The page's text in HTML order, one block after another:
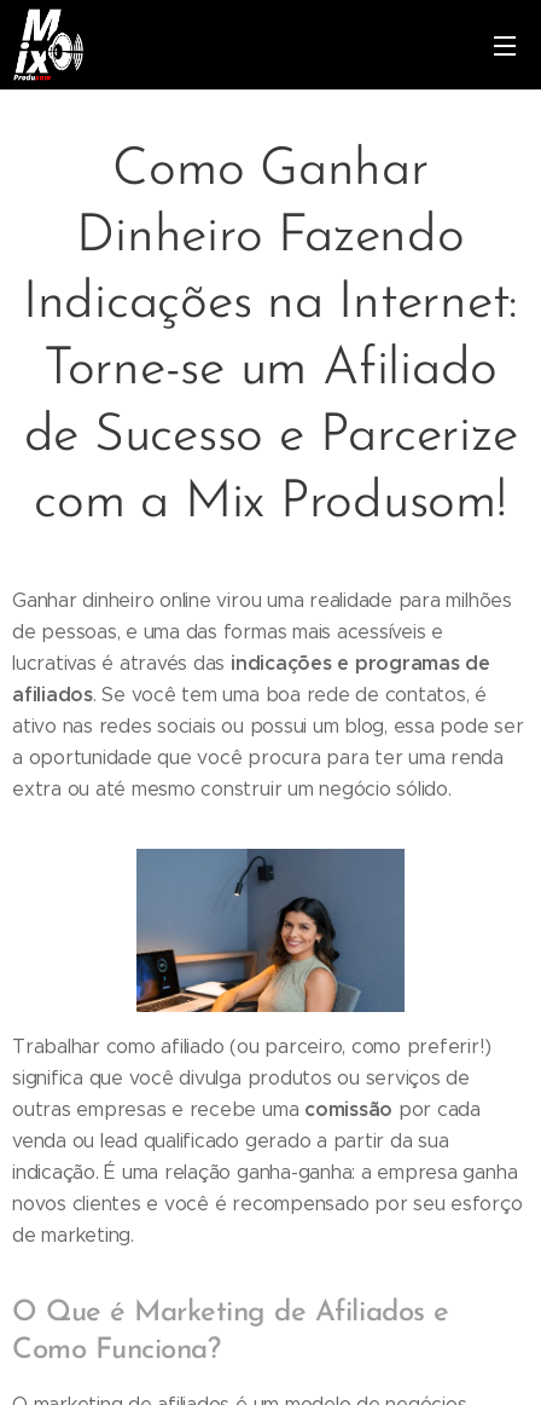
Como Ganhar
Dinheiro Fazendo
Indicações na Internet:
Torne-se um Afiliado
de Sucesso e Parcerize
com a Mix Produsom!
Ganhar dinheiro online virou uma realidade para milhões
de pessoas, e uma das formas mais acessíveis e
lucrativas é através das indicações e programas de
afiliados. Se você tem uma boa rede de contatos, é
ativo nas redes sociais ou possui um blog, essa pode ser
a oportunidade que você procura para ter uma renda
extra ou até mesmo construir um negócio sólido.
Trabalhar como afiliado (ou parceiro, como preferir!)
significa que você divulga produtos ou serviços de
outras empresas e recebe uma comissão por cada
venda ou lead qualificado gerado a partir da sua
indicação. É uma relação ganha-ganha: a empresa ganha
novos clientes e você é recompensado por seu esforço
de marketing.
O Que é Marketing de Afiliados e
Como Funciona?